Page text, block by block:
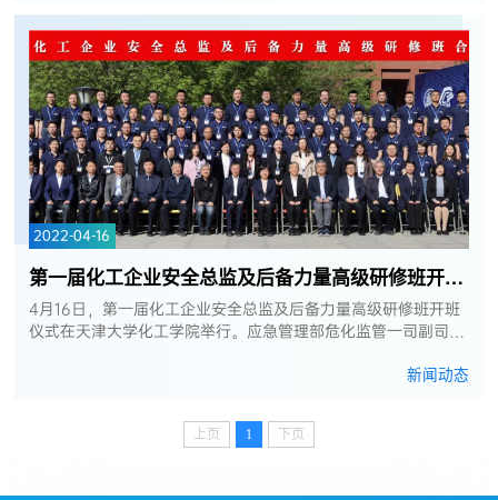
2022-04-16
第一届化工企业安全总监及后备力量高级研修班开班仪式在天津大学化工学院...
4月16日，第一届化工企业安全总监及后备力量高级研修班开班
仪式在天津大学化工学院举行。应急管理部危化监管一司副司长
新闻动态
上页 1 下页